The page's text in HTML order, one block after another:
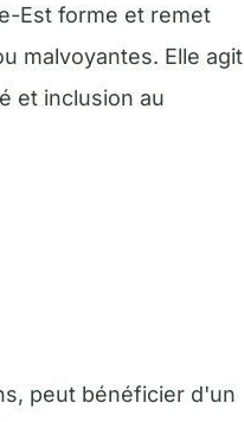
Est forme et remet
malvoyantes. Elle agit
et inclusion au
peut bénéficier d'un